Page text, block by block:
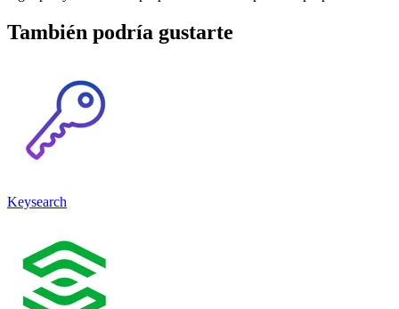
También podría gustarte
Keysearch